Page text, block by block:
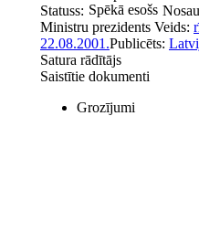
Statuss: Spēkā esošs
Ministru prezidents Veids:
22.08.2001.Publicēts:
Satura rādītājs
Saistītie dokumenti
Grozījumi